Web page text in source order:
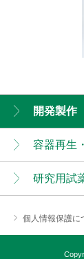
開発製作
容器再生
研究用試
個人情報保護に